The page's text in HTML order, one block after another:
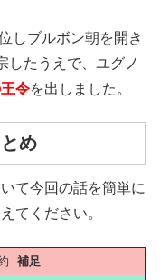
しブルボン朝を開き
したうえで、ユグノ
令を出しました。
め
て今回の話を簡単に
てください。
補足